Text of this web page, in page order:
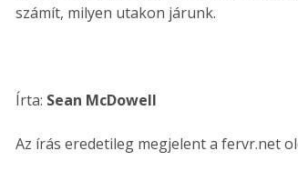
számít, milyen utakon járunk.
Írta: Sean McDowell
Az írás eredetileg megjelent a fervr.net